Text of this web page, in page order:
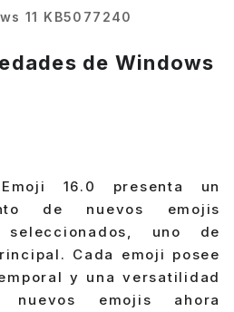
11 KB5077240
de Windows
16.0 presenta un
de nuevos emojis
seleccionados, uno de
Cada emoji posee
y una versatilidad
nuevos emojis ahora